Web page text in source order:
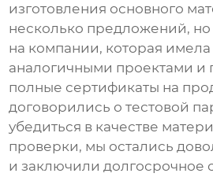
изготовления основного
несколько предложений,
на компании, которая
аналогичными проектами и
полные сертификаты на
договорились о тестовой
убедиться в качестве
проверки, мы остались
и заключили долгосрочное